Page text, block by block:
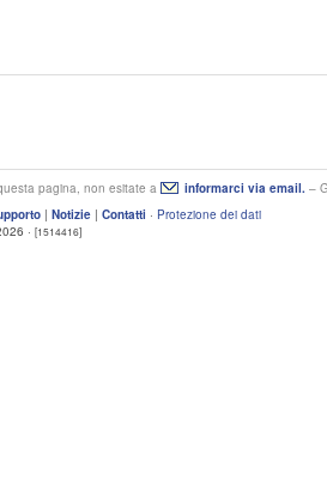
pagina, non esitate a informarci via email.–
| Notizie| Contatti · Protezione dei dati
· [1514416]